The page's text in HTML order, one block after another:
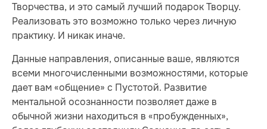
Творчества, и это самый лучший подарок Творцу.
Реализовать это возможно только через личную
практику. И никак иначе.
Данные направления, описанные ваше, являются
всеми многочисленными возможностями, которые
дает вам «общение» с Пустотой. Развитие
ментальной осознанности позволяет даже в
обычной жизни находиться в «пробужденных»,